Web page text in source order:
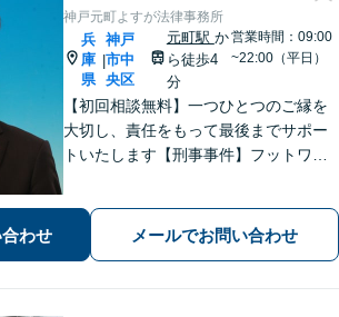
神戸元町よすが法律事務所
兵
庫
県
|
神戸
市中
央区
元町駅 か
ら徒歩4
分
営業時間：09:00
~22:00（平日）
【初回相談無料】一つひとつのご縁を
大切し、責任をもって最後までサポー
トいたします【刑事事件】フットワー
題】経済面やお子さまの将来を見据
え、納得できる解決策を提案【元町駅4
わせ メールでお問い合わせ